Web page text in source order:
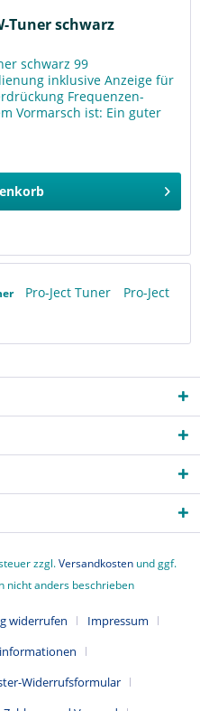
Tuner schwarz
schwarz 99
inklusive Anzeige für
Frequenzen-
Vormarsch ist: Ein guter
Pro-Ject Tuner
Pro-Ject
zzgl.Versandkosten und ggf.
nicht anders beschrieben
widerrufen
Impressum
Widerrufsformular